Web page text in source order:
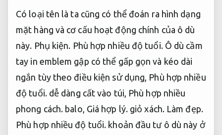
Có loại tên là ta cũng có thể đoán ra hình dạng
mặt hàng và cơ cấu hoạt động chính của ô dù
này. Phụ kiện. Phù hợp nhiều độ tuổi.Ô dù cầm
tay in emblem gập có thể gấp gọn và kéo dài
ngắn tùy theo điều kiện sử dụng, Phù hợp nhiều
độ tuổi.dễ dàng cất vào túi, Phù hợp nhiều
phong cách. balo, Giá hợp lý.giỏ xách. Làm đẹp.
Phù hợp nhiều độ tuổi. khoản đầu tư ô dù này ở